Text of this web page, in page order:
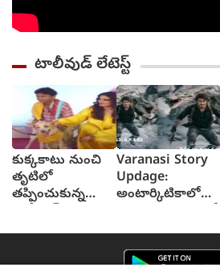
టాలీవుడ్ లేటెస్ట్
కుక్కకాటు నుంచి
తృటిలో
తప్పించుకున్న
Varanasi Story
Updage:
అంటార్కిటికాలో
మహేష్ బాబు